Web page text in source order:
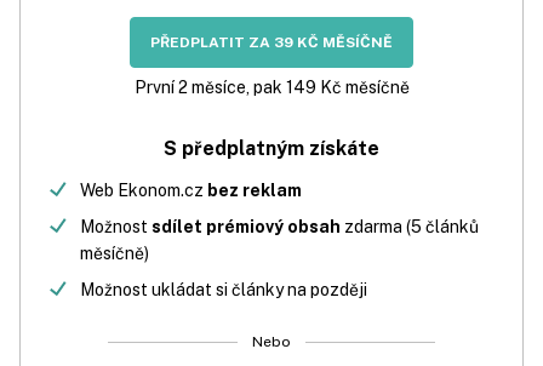
PŘEDPLATIT ZA 39 KČ MĚSÍČNĚ
První 2 měsíce, pak 149 Kč měsíčně
S předplatným získáte
Web Ekonom.cz bez reklam
Možnost sdílet prémiový obsah zdarma (5 článků
měsíčně)
Možnost ukládat si články na později
Nebo